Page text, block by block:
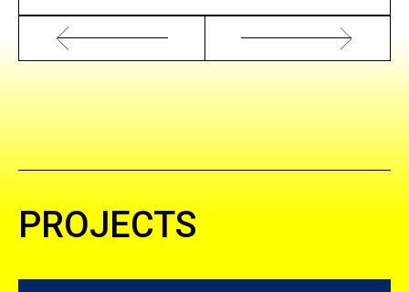
PROJECTS